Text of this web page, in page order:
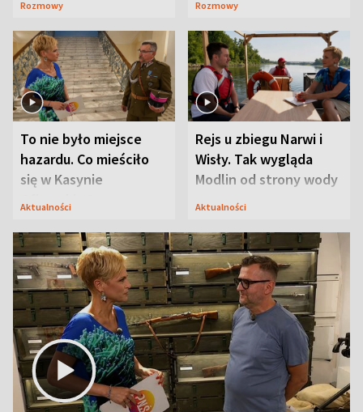
Rozmowy Rozmowy
To nie było miejsce
hazardu. Co mieściło
się w Kasynie
Oficerskim?
Aktualności
Rejs u zbiegu Narwi i
Wisły. Tak wygląda
Modlin od strony wody
Aktualności